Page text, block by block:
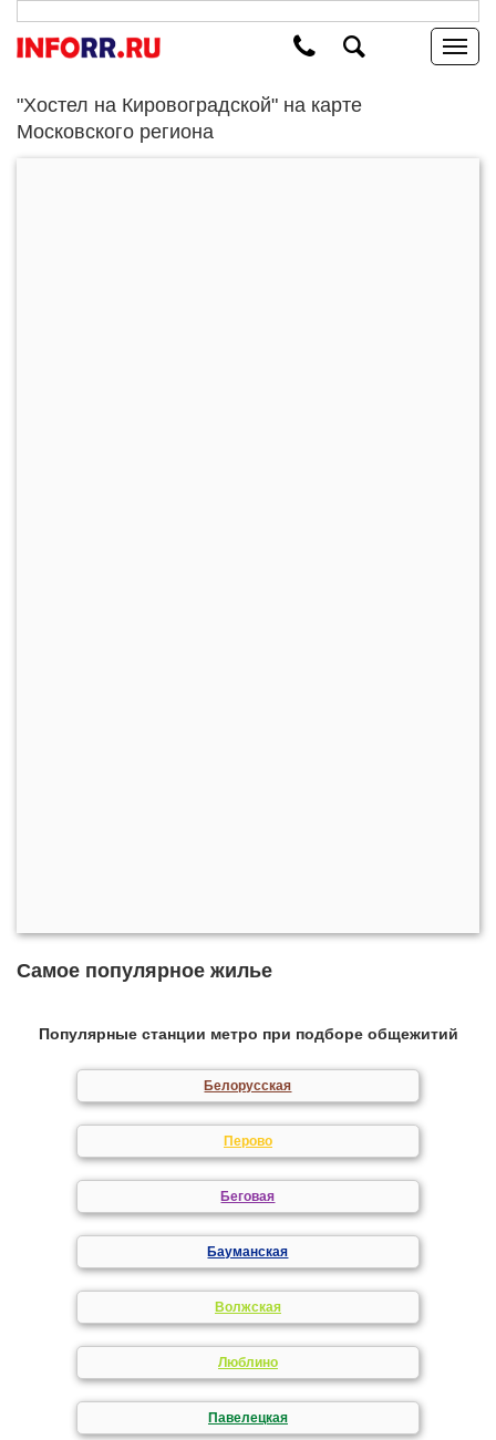
"Хостел на Кировоградской" на карте
Московского региона
Самое популярное жилье
Популярные станции метро при подборе общежитий
Белорусская
Перово
Беговая
Бауманская
Волжская
Люблино
Павелецкая